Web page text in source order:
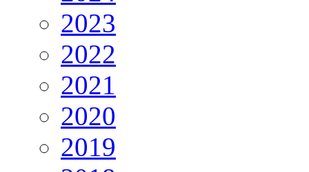
2023
2022
2021
2020
2019